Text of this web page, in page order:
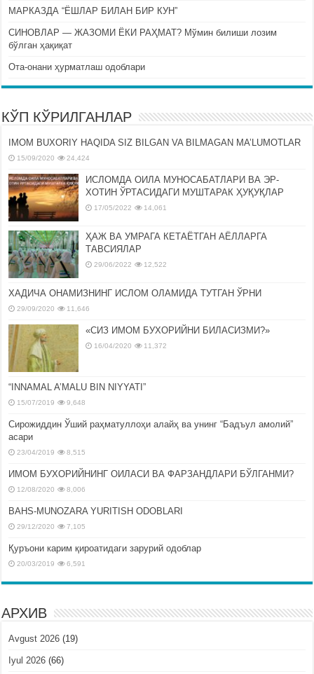
МАРКАЗДА “ЁШЛАР БИЛАН БИР КУН”
СИНОВЛАР — ЖАЗОМИ ЁКИ РАҲМАТ? Мўмин билиши лозим
бўлган ҳақиқат
Ота-онани ҳурматлаш одоблари
КЎП КЎРИЛГАНЛАР
IMOM BUXORIY HAQIDA SIZ BILGAN VA BILMAGAN MA’LUMOTLAR
15/09/2020 24,424
ИСЛОМДА ОИЛА МУНОСАБАТЛАРИ ВА ЭР-
ХОТИН ЎРТАСИДАГИ МУШТАРАК ҲУҚУҚЛАР
17/05/2022 14,061
ҲАЖ ВА УМРАГА КЕТАЁТГАН АЁЛЛАРГА
ТАВСИЯЛАР
29/06/2022 12,522
ХАДИЧА ОНАМИЗНИНГ ИСЛОМ ОЛАМИДА ТУТГАН ЎРНИ
29/09/2020 11,646
«СИЗ ИМОМ БУХОРИЙНИ БИЛАСИЗМИ?»
16/04/2020 11,372
“INNAMAL A’MALU BIN NIYYATI”
15/07/2019 9,648
Сирожиддин Ўший раҳматуллоҳи алайҳ ва унинг “Бадъул амолий”
асари
23/04/2019 8,515
ИМОМ БУХОРИЙНИНГ ОИЛАСИ ВА ФАРЗАНДЛАРИ БЎЛГАНМИ?
12/08/2020 8,006
BAHS-MUNOZARA YURITISH ODOBLARI
29/12/2020 7,105
Қуръони карим қироатидаги зарурий одоблар
20/03/2019 6,591
АРХИВ
Avgust 2026 (19)
Iyul 2026 (66)